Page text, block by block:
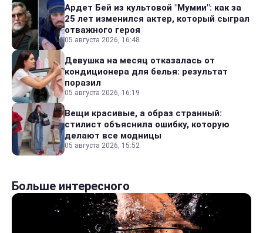
Ардет Бей из культовой "Мумии": как за
25 лет изменился актер, который сыграл
отважного героя
05 августа 2026, 16:48
Девушка на месяц отказалась от
кондиционера для белья: результат
поразил
05 августа 2026, 16:19
Вещи красивые, а образ странный:
стилист объяснила ошибку, которую
делают все модницы
05 августа 2026, 15:52
Больше интересного